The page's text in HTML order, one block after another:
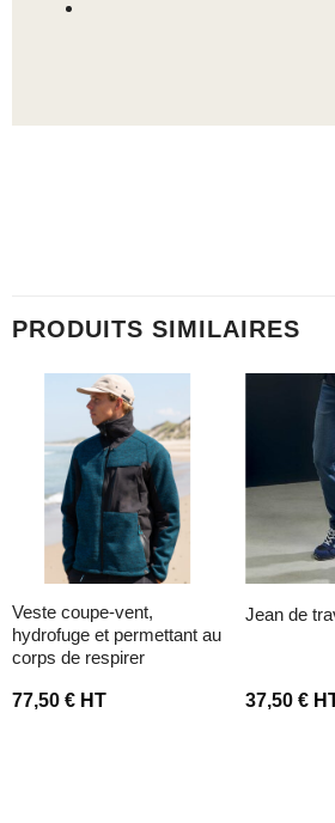
PRODUITS SIMILAIRES
Ajouter à la liste d’envies
veste coupe-vent,
hydrofuge et permettant au
corps de respirer
77,50 €HT
Ajouter à la
jean de
37,50€